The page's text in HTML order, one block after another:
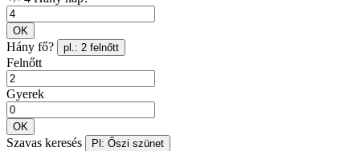
OK
Hány fő? pl.: 2 felnőtt
Felnőtt
Gyerek
OK
Szavas keresés Pl: Őszi szünet